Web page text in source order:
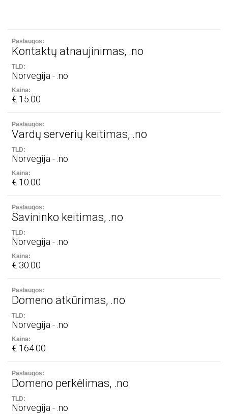
Kontaktų atnaujinimas, .no
Norvegija - .no
€ 15.00
Vardų serverių keitimas, .no
Norvegija - .no
€ 10.00
Savininko keitimas, .no
Norvegija - .no
€ 30.00
Domeno atkūrimas, .no
Norvegija - .no
€ 164.00
Domeno perkėlimas, .no
Norvegija - .no